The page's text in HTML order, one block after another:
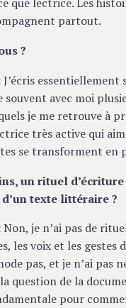
partout.
?
J’écris
avec moi
je me retrouve à
très active qui
se transforment en
un rituel
texte littéraire ?
Non, je n’ai pas de
les voix et les
pas, et je n’ai pas
question de la
pour